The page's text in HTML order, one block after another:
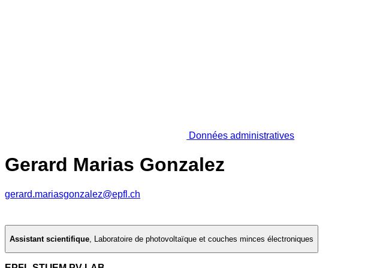
Données administratives
Gerard Marias Gonzalez
gerard.mariasgonzalez@epfl.ch
Assistant scientifique, Laboratoire de photovoltaïque et couches minces électroniques